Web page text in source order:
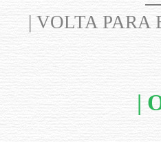
| VOLTA
|